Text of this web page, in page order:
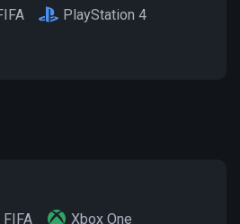
PlayStation 4
Xbox One